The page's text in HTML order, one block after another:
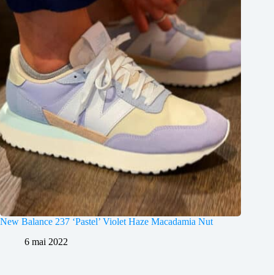
New Balance 237 ‘Pastel’ Violet Haze Macadamia Nut
6 mai 2022